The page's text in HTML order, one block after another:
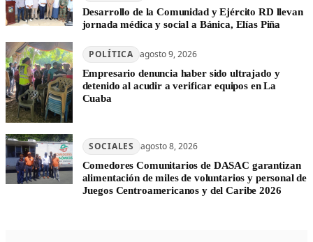
Desarrollo de la Comunidad y Ejército RD llevan
jornada médica y social a Bánica, Elías Piña
POLÍTICA agosto 9, 2026
Empresario denuncia haber sido ultrajado y
detenido al acudir a verificar equipos en La
Cuaba
SOCIALES agosto 8, 2026
Comedores Comunitarios de DASAC garantizan
alimentación de miles de voluntarios y personal de
Juegos Centroamericanos y del Caribe 2026